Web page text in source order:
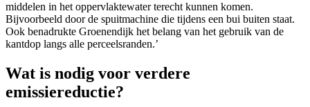
middelen in het oppervlaktewater terecht kunnen komen.
Bijvoorbeeld door de spuitmachine die tijdens een bui buiten staat.
Ook benadrukte Groenendijk het belang van het gebruik van de
kantdop langs alle perceelsranden.’
Wat is nodig voor verdere
emissiereductie?